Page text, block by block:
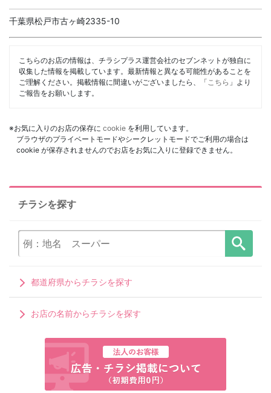
千葉県松戸市古ヶ崎2335-10
こちらのお店の情報は、チラシプラス運営会社のセブンネットが独自に
収集した情報を掲載しています。最新情報と異なる可能性があることを
ご理解ください。掲載情報に間違いがございましたら、「 こちら 」より
ご報告をお願いします。
※お気に入りのお店の保存に cookie を利用しています。
ブラウザのプライベートモードやシークレットモードでご利用の場合は
cookie が保存されませんのでお店をお気に入りに登録できません。
チラシを探す
都道府県からチラシを探す
お店の名前からチラシを探す